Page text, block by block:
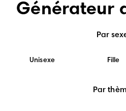
Générateur
Par
Unisexe Fille
Par